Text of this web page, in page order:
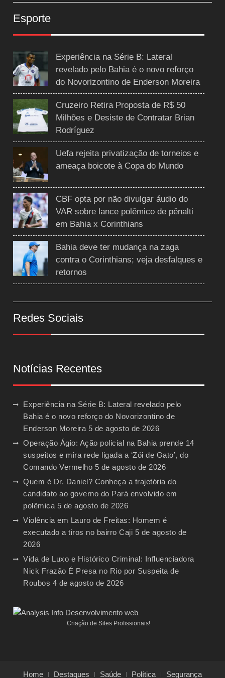
Esporte
Experiência na Série B: Lateral
revelado pelo Bahia é o novo reforço
do Novorizontino de Enderson Moreira
Cruzeiro Retira Proposta de R$ 50
Milhões e Desiste de Contratar Brian
Rodríguez
Uefa rejeita privatização de torneios e
ameaça boicote à Copa do Mundo
CBF opta por não divulgar áudio do
VAR sobre lance polêmico de pênalti
em Bahia x Corinthians
Bahia deve ter mudança na zaga
contra o Corinthians; veja desfalques e
retornos
Redes Sociais
Notícias Recentes
Experiência na Série B: Lateral revelado pelo
Bahia é o novo reforço do Novorizontino de
Enderson Moreira 5 de agosto de 2026
Operação Ágio: Ação policial na Bahia prende 14
suspeitos e mira rede ligada a ‘Zói de Gato’, do
Comando Vermelho 5 de agosto de 2026
Quem é Dr. Daniel? Conheça a trajetória do
candidato ao governo do Pará envolvido em
polêmica 5 de agosto de 2026
Violência em Lauro de Freitas: Homem é
executado a tiros no bairro Caji 5 de agosto de
2026
Vida de Luxo e Histórico Criminal: Influenciadora
Nick Frazão É Presa no Rio por Suspeita de
Roubos 4 de agosto de 2026
Criação de Sites Profissionais!
Home Destaques Saúde Política Segurança